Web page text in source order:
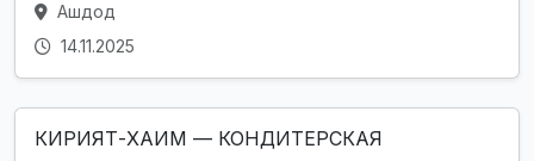
Ашдод
14.11.2025
КИРИЯТ-ХАИМ — КОНДИТЕРСКАЯ